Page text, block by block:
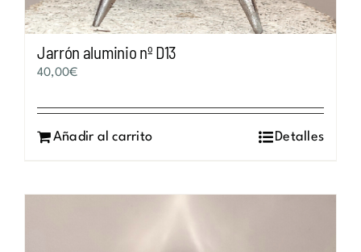
Jarrón aluminio nº D13
40,00€
Añadir al carrito Detalles